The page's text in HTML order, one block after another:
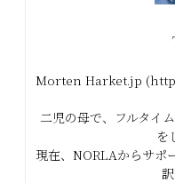
Morten Harket.jp
二児の母で、フルタイ
を
現在、NORLAからサポ